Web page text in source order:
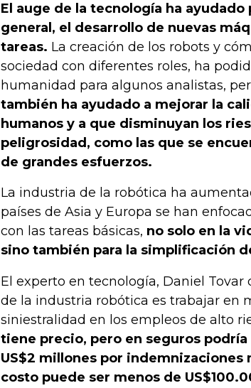
El auge de la tecnología ha
general, el desarrollo de nuevas
tareas. La creación de los robots y
sociedad con diferentes roles, ha
humanidad para algunos analistas,
también ha ayudado a mejorar la
humanos y a que disminuyan los
peligrosidad, como las que se
de grandes esfuerzos.
La industria de la robótica ha
países de Asia y Europa se han
con las tareas básicas, no solo en la
sino también para la simplificación
El experto en tecnología, Daniel
de la industria robótica es trabajar en
siniestralidad en los empleos de alto
tiene precio, pero en seguros
US$2 millones por
costo puede ser menos de